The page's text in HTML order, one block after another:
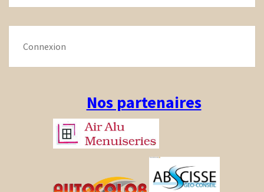
Connexion
Nos partenaires